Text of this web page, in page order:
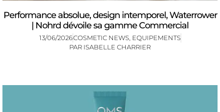
Performance absolue, design intemporel, Waterrower
| Nohrd dévoile sa gamme Commercial
13/06/2026COSMETIC NEWS, EQUIPEMENTS
PAR ISABELLE CHARRIER